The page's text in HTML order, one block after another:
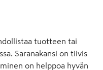
tuotteen tai
Saranakansi on tiivis
on helppoa hyvän